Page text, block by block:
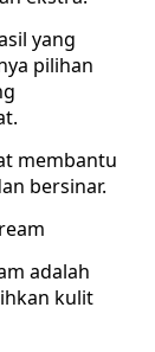
yang
pilihan
membantu
bersinar.
adalah
kulit